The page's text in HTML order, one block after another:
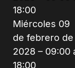
febrero de
2028 – 09:00 a
18:00
Miércoles 09
de febrero de